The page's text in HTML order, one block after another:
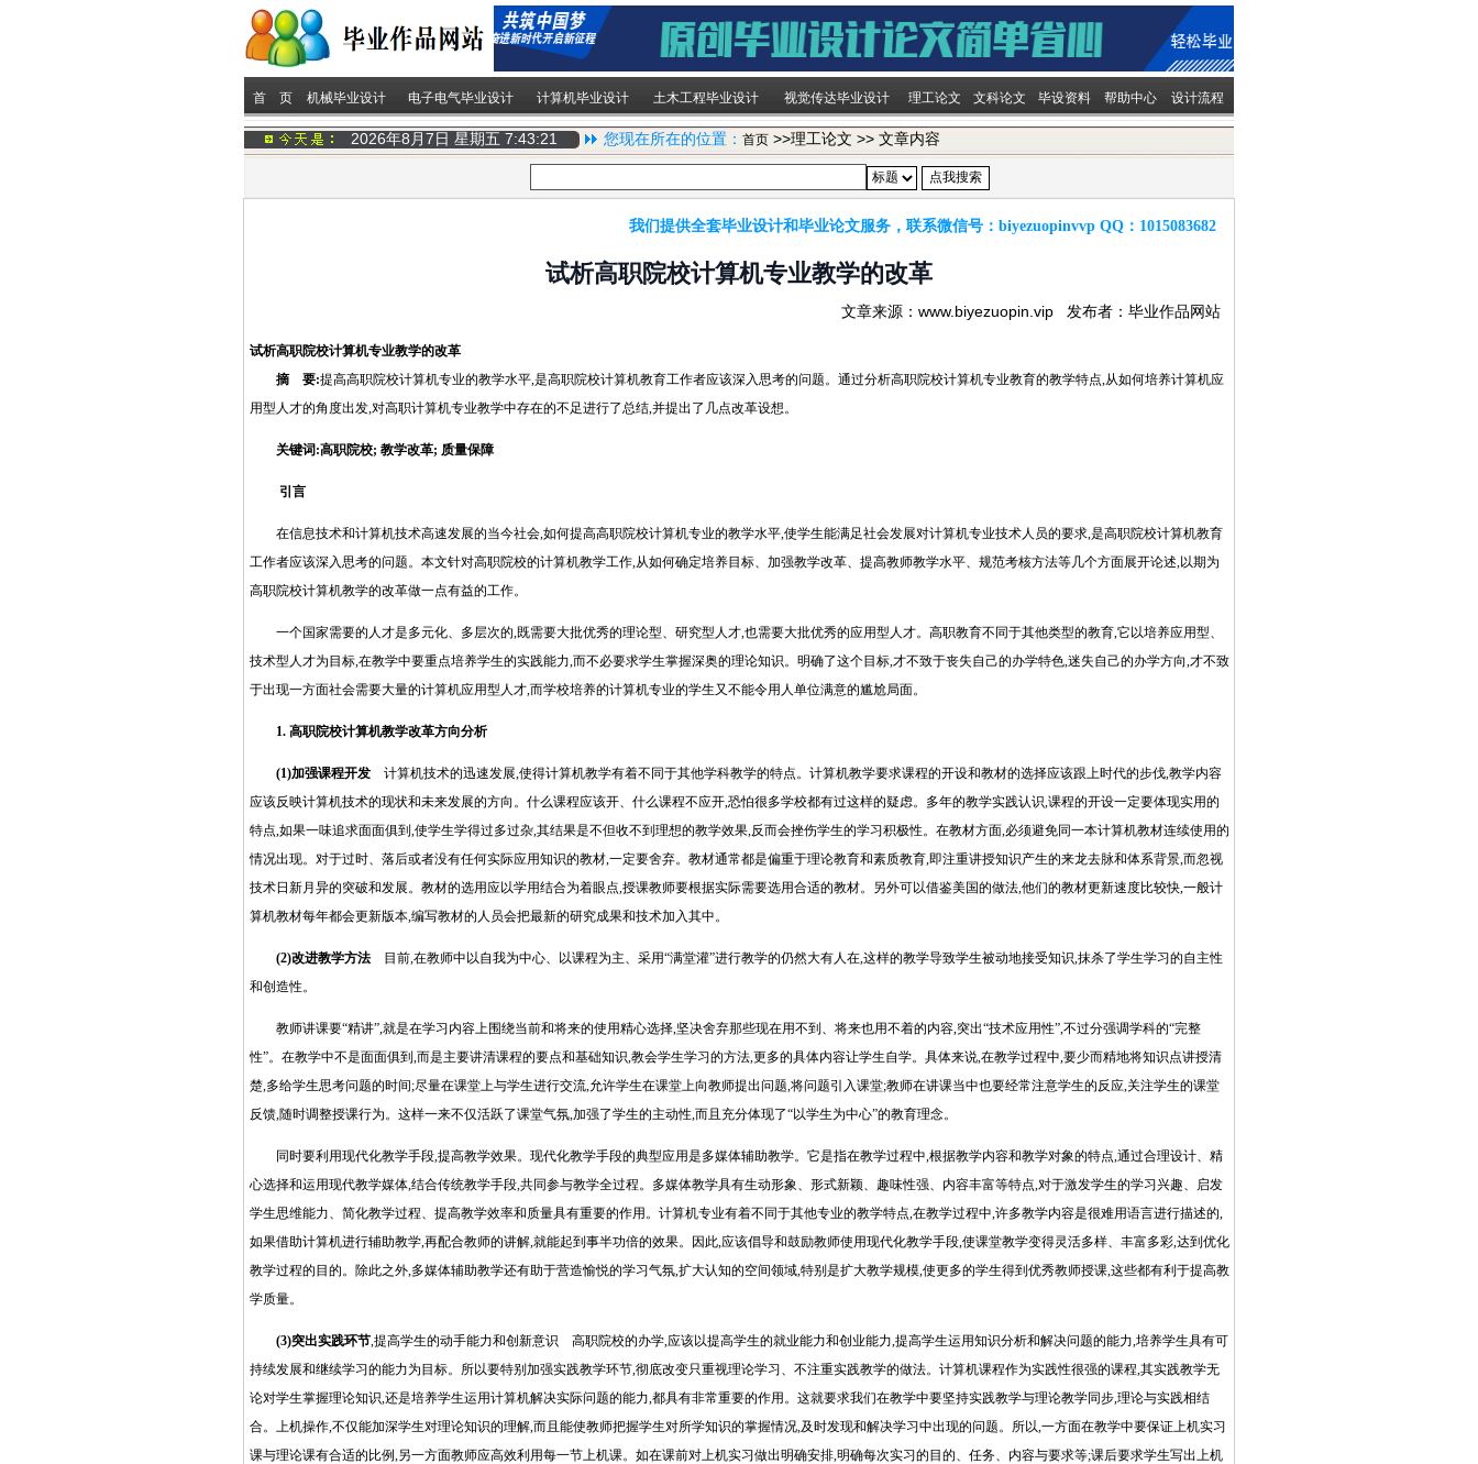
首 页 机械毕业设计 电子电气毕业设计 计算机毕业设计 土木工程毕业设计 视觉传达毕业设计 理工论文 文科论文 毕设资料 帮助中心 设计流程
2026年8月7日 星期五 7:43:22 您现在所在的位置： 首页 >>理工论文 >> 文章内容
我们提供全套毕业设计和毕业论文服务，联系微信号： biyezuopinvvp QQ： 1015083682
试析高职院校计算机专业教学的改革
文章来源：www.biyezuopin.vip 发布者：毕业作品网站
试析高职院校计算机专业教学的改革
摘 要:提高高职院校计算机专业的教学水平,是高职院校计算机教育工作者应该深入思考的问题。通过分析高职院校计算机专业教育的教学特点,从如何培养计算机应
用型人才的角度出发,对高职计算机专业教学中存在的不足进行了总结,并提出了几点改革设想。
关键词:高职院校; 教学改革; 质量保障
引言http://www.16sheji8.cn/
在信息技术和计算机技术高速发展的当今社会,如何提高高职院校计算机专业的教学水平,使学生能满足社会发展对计算机专业技术人员的要求,是高职院校计算机教育
工作者应该深入思考的问题。本文针对高职院校的计算机教学工作,从如何确定培养目标、加强教学改革、提高教师教学水平、规范考核方法等几个方面展开论述,以期为
高职院校计算机教学的改革做一点有益的工作。
一个国家需要的人才是多元化、多层次的,既需要大批优秀的理论型、研究型人才,也需要大批优秀的应用型人才。高职教育不同于其他类型的教育,它以培养应用型、
技术型人才为目标,在教学中要重点培养学生的实践能力,而不必要求学生掌握深奥的理论知识。明确了这个目标,才不致于丧失自己的办学特色,迷失自己的办学方向,才不致
于出现一方面社会需要大量的计算机应用型人才,而学校培养的计算机专业的学生又不能令用人单位满意的尴尬局面。
1. 高职院校计算机教学改革方向分析
(1)加强课程开发计算机技术的迅速发展,使得计算机教学有着不同于其他学科教学的特点。计算机教学要求课程的开设和教材的选择应该跟上时代的步伐,教学内容
应该反映计算机技术的现状和未来发展的方向。什么课程应该开、什么课程不应开,恐怕很多学校都有过这样的疑虑。多年的教学实践认识,课程的开设一定要体现实用的
特点,如果一味追求面面俱到,使学生学得过多过杂,其结果是不但收不到理想的教学效果,反而会挫伤学生的学习积极性。在教材方面,必须避免同一本计算机教材连续使用的
情况出现。对于过时、落后或者没有任何实际应用知识的教材,一定要舍弃。教材通常都是偏重于理论教育和素质教育,即注重讲授知识产生的来龙去脉和体系背景,而忽视
技术日新月异的突破和发展。教材的选用应以学用结合为着眼点,授课教师要根据实际需要选用合适的教材。另外可以借鉴美国的做法,他们的教材更新速度比较快,一般计
算机教材每年都会更新版本,编写教材的人员会把最新的研究成果和技术加入其中。
(2)改进教学方法目前,在教师中以自我为中心、以课程为主、采用“满堂灌”进行教学的仍然大有人在,这样的教学导致学生被动地接受知识,抹杀了学生学习的自主性
和创造性。
教师讲课要“精讲”,就是在学习内容上围绕当前和将来的使用精心选择,坚决舍弃那些现在用不到、将来也用不着的内容,突出“技术应用性”,不过分强调学科的“完整
性”。在教学中不是面面俱到,而是主要讲清课程的要点和基础知识,教会学生学习的方法,更多的具体内容让学生自学。具体来说,在教学过程中,要少而精地将知识点讲授清
楚,多给学生思考问题的时间;尽量在课堂上与学生进行交流,允许学生在课堂上向教师提出问题,将问题引入课堂;教师在讲课当中也要经常注意学生的反应,关注学生的课堂
反馈,随时调整授课行为。这样一来不仅活跃了课堂气氛,加强了学生的主动性,而且充分体现了“以学生为中心”的教育理念。
同时要利用现代化教学手段,提高教学效果。现代化教学手段的典型应用是多媒体辅助教学。它是指在教学过程中,根据教学内容和教学对象的特点,通过合理设计、精
心选择和运用现代教学媒体,结合传统教学手段,共同参与教学全过程。多媒体教学具有生动形象、形式新颖、趣味性强、内容丰富等特点,对于激发学生的学习兴趣、启发
学生思维能力、简化教学过程、提高教学效率和质量具有重要的作用。计算机专业有着不同于其他专业的教学特点,在教学过程中,许多教学内容是很难用语言进行描述的,
如果借助计算机进行辅助教学,再配合教师的讲解,就能起到事半功倍的效果。因此,应该倡导和鼓励教师使用现代化教学手段,使课堂教学变得灵活多样、丰富多彩,达到优化
教学过程的目的。除此之外,多媒体辅助教学还有助于营造愉悦的学习气氛,扩大认知的空间领域,特别是扩大教学规模,使更多的学生得到优秀教师授课,这些都有利于提高教
学质量。
(3)突出实践环节,提高学生的动手能力和创新意识 高职院校的办学,应该以提高学生的就业能力和创业能力,提高学生运用知识分析和解决问题的能力,培养学生具有可
持续发展和继续学习的能力为目标。所以要特别加强实践教学环节,彻底改变只重视理论学习、不注重实践教学的做法。计算机课程作为实践性很强的课程,其实践教学无
论对学生掌握理论知识,还是培养学生运用计算机解决实际问题的能力,都具有非常重要的作用。这就要求我们在教学中要坚持实践教学与理论教学同步,理论与实践相结
合。上机操作,不仅能加深学生对理论知识的理解,而且能使教师把握学生对所学知识的掌握情况,及时发现和解决学习中出现的问题。所以,一方面在教学中要保证上机实习
课与理论课有合适的比例,另一方面教师应高效利用每一节上机课。如在课前对上机实习做出明确安排,明确每次实习的目的、任务、内容与要求等;课后要求学生写出上机